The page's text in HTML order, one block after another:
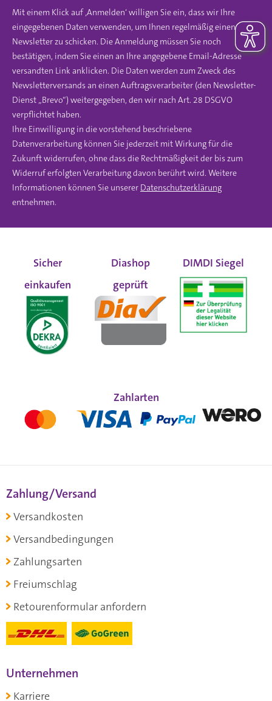
Mit einem Klick auf ‚Anmelden‘ willigen Sie ein, dass wir Ihre
eingegebenen Daten verwenden, um Ihnen regelmäßig einen
Newsletter zu schicken. Die Anmeldung müssen Sie noch
bestätigen, indem Sie einen an Ihre angegebene Email-Adresse
versandten Link anklicken. Die Daten werden zum Zweck des
Newsletterversands an einen Auftragsverarbeiter (den Newsletter-
Dienst „Brevo“) weitergegeben, den wir nach Art. 28 DSGVO
verpflichtet haben.
Ihre Einwilligung in die vorstehend beschriebene
Datenverarbeitung können Sie jederzeit mit Wirkung für die
Zukunft widerrufen, ohne dass die Rechtmäßigkeit der bis zum
Widerruf erfolgten Verarbeitung davon berührt wird. Weitere
Informationen können Sie unserer Datenschutzerklärung
entnehmen.
Sicher
einkaufen
Diashop
geprüft
DIMDI Siegel
Zahlarten
Zahlung/Versand
Versandkosten
Versandbedingungen
Zahlungsarten
Freiumschlag
Retourenformular anfordern
Unternehmen
Karriere